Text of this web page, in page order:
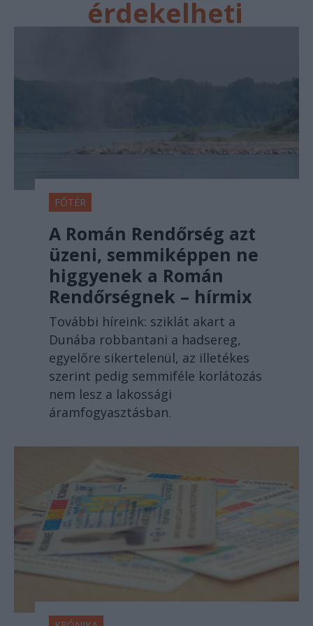
érdekelheti
FŐTÉR
A Román Rendőrség azt
üzeni, semmiképpen ne
higgyenek a Román
Rendőrségnek – hírmix
További híreink: sziklát akart a
Dunába robbantani a hadsereg,
egyelőre sikertelenül, az illetékes
szerint pedig semmiféle korlátozás
nem lesz a lakossági
áramfogyasztásban.